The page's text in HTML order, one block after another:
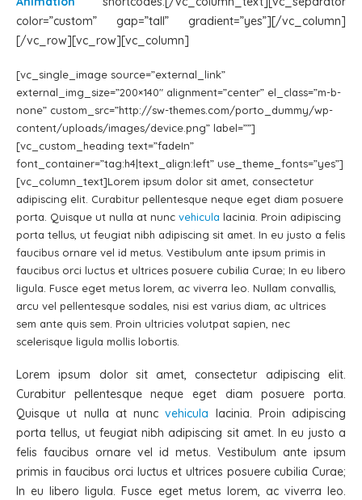
color=”custom” gap=”tall” gradient=”yes”][/vc_column]
[/vc_row][vc_row][vc_column]
[vc_single_image source=”external_link”
external_img_size=”200×140″ alignment=”center” el_class=”m-b-
none” custom_src=”http://sw-themes.com/porto_dummy/wp-
content/uploads/images/device.png” label=””]
[vc_custom_heading text=”fadeIn”
font_container=”tag:h4|text_align:left” use_theme_fonts=”yes”]
[vc_column_text]Lorem ipsum dolor sit amet, consectetur
adipiscing elit. Curabitur pellentesque neque eget diam posuere
porta. Quisque ut nulla at nunc vehicula lacinia. Proin adipiscing
porta tellus, ut feugiat nibh adipiscing sit amet. In eu justo a felis
faucibus ornare vel id metus. Vestibulum ante ipsum primis in
faucibus orci luctus et ultrices posuere cubilia Curae; In eu libero
ligula. Fusce eget metus lorem, ac viverra leo. Nullam convallis,
arcu vel pellentesque sodales, nisi est varius diam, ac ultrices
sem ante quis sem. Proin ultricies volutpat sapien, nec
scelerisque ligula mollis lobortis.
Lorem ipsum dolor sit amet, consectetur adipiscing elit.
Curabitur pellentesque neque eget diam posuere porta.
Quisque ut nulla at nuncvehicula lacinia. Proin adipiscing
porta tellus, ut feugiat nibh adipiscing sit amet. In eu justo a
felis faucibus ornare vel id metus. Vestibulum ante ipsum
primis in faucibus orci luctus et ultrices posuere cubilia Curae;
In eu libero ligula. Fusce eget metus lorem, ac viverra leo.